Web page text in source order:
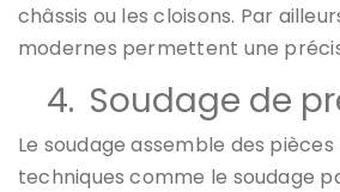
châssis ou les cloisons. Par
modernes permettent une
4. Soudage de
Le soudage assemble des
techniques comme le soudage